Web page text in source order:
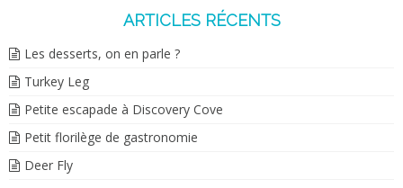
ARTICLES RÉCENTS
Les desserts, on en parle ?
Turkey Leg
Petite escapade à Discovery Cove
Petit florilège de gastronomie
Deer Fly